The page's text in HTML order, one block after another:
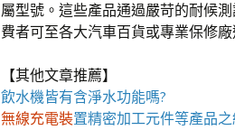
屬型號。這些產品通過嚴苛的耐候
費者可至各大汽車百貨或專業保修廠
【其他文章推薦】
飲水機皆有含淨水功能嗎?
無線充電裝置精密加工元件等產品之